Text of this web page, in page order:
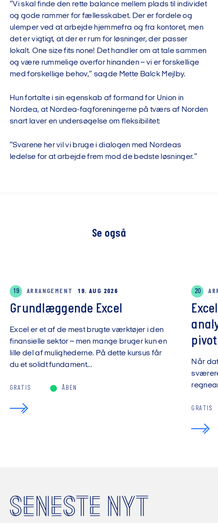
”Vi skal finde den rette balance mellem plads til individet
og gode rammer for fællesskabet. Der er fordele og
ulemper ved at arbejde hjemmefra og fra kontoret, men
det er vigtigt, at der er rum for løsninger, der passer
lokalt. One size fits none! Det handler om at tale sammen
og være rummelige overfor hinanden – vi er forskellige
med forskellige behov,” sagde Mette Balck Mejlby.
Hun fortalte i sin egenskab af formand for Union in
Nordea, at Nordea-fagforeningerne på tværs af Norden
snart laver en undersøgelse om fleksibilitet:
”Svarene her vil vi bruge i dialogen med Nordeas
ledelse for at arbejde frem mod de bedste løsninger.”
Se også
19 ARRANGEMENT 19. AUG 2026
Grundlæggende Excel
Excel er et af de mest brugte værktøjer i den
finansielle sektor – men mange bruger kun en
lille del af mulighederne. På dette kursus får
du et solidt fundament...
GRATIS ÅBEN
20
Når
GRATIS
SENESTE NYT